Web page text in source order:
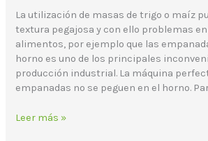
La utilización de masas de trigo o maíz
textura pegajosa y con ello problemas
alimentos, por ejemplo que las
horno es uno de los principales
producción industrial. La máquina
empanadas no se peguen en el horno.
Leer más »